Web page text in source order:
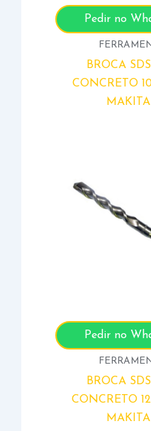
Pedir no
BROCA
CONCRETO
MAKITA
Pedir no
BROCA
CONCRETO
MAKITA